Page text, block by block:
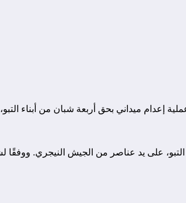
ميداني بحق أربعة شبان من أبناء
على يد عناصر من الجيش النيجري. ووفقًا